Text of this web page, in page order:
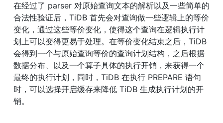
在经过了 parser 对原始查询文本的解析以及一些简单的
合法性验证后，TiDB 首先会对查询做一些逻辑上的等价
变化，通过这些等价变化，使得这个查询在逻辑执行计
划上可以变得更易于处理。在等价变化结束之后，TiDB
会得到一个与原始查询等价的查询计划结构，之后根据
数据分布、以及一个算子具体的执行开销，来获得一个
最终的执行计划，同时，TiDB 在执行 PREPARE 语句
时，可以选择开启缓存来降低 TiDB 生成执行计划的开
销。